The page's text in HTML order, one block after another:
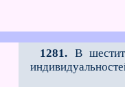
1281. В